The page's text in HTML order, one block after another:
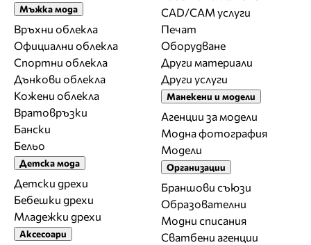
Мъжка мода
Връхни облекла
Официални облекла
Спортни облекла
Дънкови облекла
Кожени облекла
Вратовръзки
Бански
Бельо
Детска мода
Детски дрехи
Бебешки дрехи
Младежки дрехи
Аксесоари
CAD/CAM услуги
Печат
Оборудване
Други материали
Други услуги
Манекени и модели
Агенции за модели
Модна фотография
Модели
Организации
Браншови съюзи
Образователни
Модни списания
Сватбени агенции